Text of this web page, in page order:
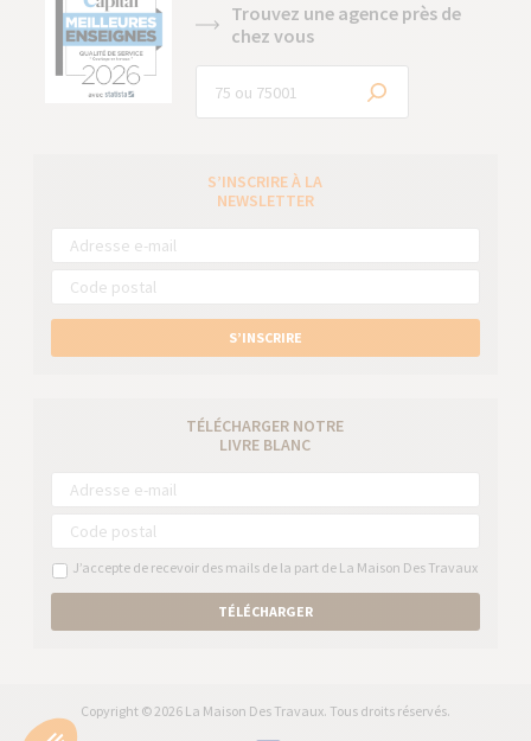
Trouvez une agence près de
chez vous
S’INSCRIRE À LA
NEWSLETTER
S’INSCRIRE
TÉLÉCHARGER NOTRE
LIVRE BLANC
J’accepte de recevoir des mails de la part de La Maison Des Travaux
TÉLÉCHARGER
Copyright © 2026 La Maison Des Travaux. Tous droits réservés.